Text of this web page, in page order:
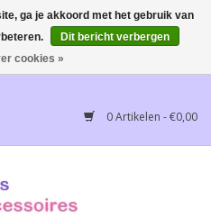
NL vanaf € 65,00, België
0 Artikelen - €0,00
ga je akkoord met het gebruik van
Dit bericht verbergen
cookies »